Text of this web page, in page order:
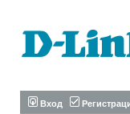
Вход